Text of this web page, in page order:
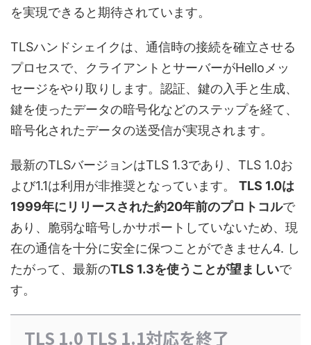
を実現できると期待されています。
TLSハンドシェイクは、通信時の接続を確立させる
プロセスで、クライアントとサーバーがHelloメッ
セージをやり取りします。認証、鍵の入手と生成、
鍵を使ったデータの暗号化などのステップを経て、
暗号化されたデータの送受信が実現されます。
最新のTLSバージョンはTLS 1.3であり、TLS 1.0お
よび1.1は利用が非推奨となっています。 TLS 1.0は
1999年にリリースされた約20年前のプロトコルで
あり、脆弱な暗号しかサポートしていないため、現
在の通信を十分に安全に保つことができません4. し
たがって、最新のTLS 1.3を使うことが望ましいで
す。
TLS 1.0 TLS 1.1対応を終了